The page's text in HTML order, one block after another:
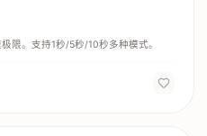
限。支持1秒/5秒/10秒多种模式。